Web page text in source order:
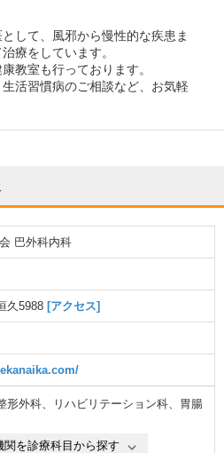
して、風邪から慢性的な疾患ま
療をしています。
教室も行っております。
活習慣病のご相談など、お気軽
巴外科内科
久5988 [アクセス]
形外科、 リハビリテーション科、 胃腸
関を診療科目から探す